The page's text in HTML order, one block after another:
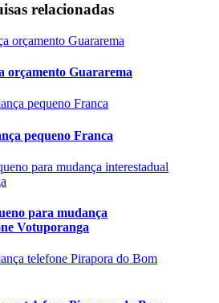
relacionadas
orçamento Guararema
pequeno Franca
para mudança
Votuporanga